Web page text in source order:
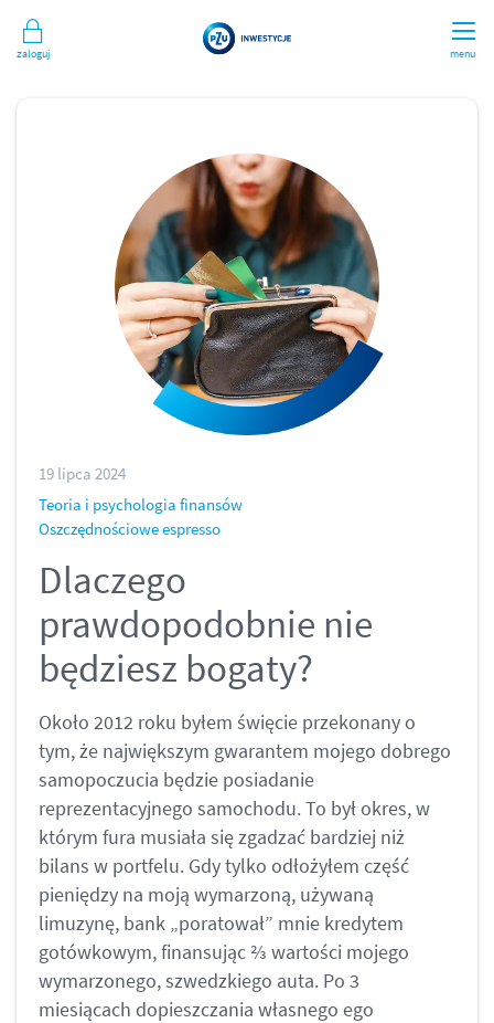
menu
Zaloguj
19 lipca 2024
Teoria i psychologia finansów
Oszczędnościowe espresso
Dlaczego
prawdopodobnie nie
będziesz bogaty?
Około 2012 roku byłem święcie przekonany o
tym, że największym gwarantem mojego dobrego
samopoczucia będzie posiadanie
reprezentacyjnego samochodu. To był okres, w
którym fura musiała się zgadzać bardziej niż
bilans w portfelu. Gdy tylko odłożyłem część
pieniędzy na moją wymarzoną, używaną
limuzynę, bank „poratował” mnie kredytem
gotówkowym, finansując ⅔ wartości mojego
wymarzonego, szwedzkiego auta. Po 3
miesiącach dopieszczania własnego ego